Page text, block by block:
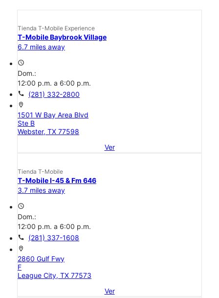
Tienda T-Mobile Experience
T-Mobile Baybrook Village
6.7 miles away
access_time
Dom.:
12:00 p.m. a 6:00 p.m.
call (281) 332-2800
location_on
1501 W Bay Area Blvd
Ste B
Webster, TX 77598
Ver
Tienda T-Mobile
T-Mobile I-45 & Fm 646
3.7 miles away
access_time
Dom.:
12:00 p.m. a 6:00 p.m.
call (281) 337-1608
location_on
2860 Gulf Fwy
F
League City, TX 77573
Ver